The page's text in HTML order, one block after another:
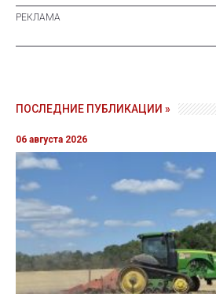
ПОСЛЕДНИЕ ПУБЛИКАЦИИ »
06 августа 2026